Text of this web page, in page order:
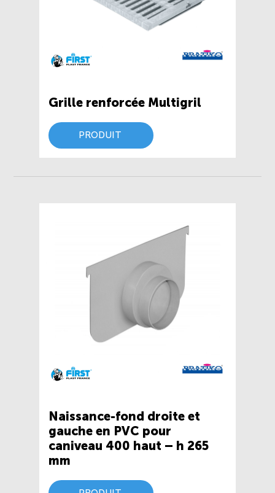
Grille renforcée Multigril
PRODUIT
Naissance-fond droite et
gauche en PVC pour
caniveau 400 haut – h 265
mm